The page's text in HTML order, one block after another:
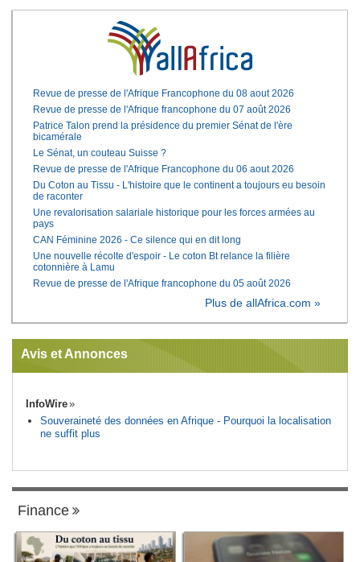
Revue de presse de l'Afrique Francophone du 08 aout 2026
Revue de presse de l'Afrique francophone du 07 août 2026
Patrice Talon prend la présidence du premier Sénat de l'ère
bicamérale
Le Sénat, un couteau Suisse ?
Revue de presse de l'Afrique Francophone du 06 aout 2026
Du Coton au Tissu - L'histoire que le continent a toujours eu besoin
de raconter
Une revalorisation salariale historique pour les forces armées au
pays
CAN Féminine 2026 - Ce silence qui en dit long
Une nouvelle récolte d'espoir - Le coton Bt relance la filière
cotonnière à Lamu
Revue de presse de l'Afrique francophone du 05 août 2026
Plus de allAfrica.com »
Avis et Annonces
InfoWire
Souveraineté des données en Afrique - Pourquoi la localisation
ne suffit plus
Finance